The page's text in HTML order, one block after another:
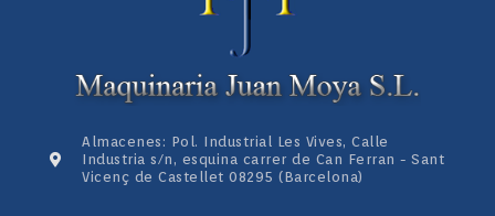
Almacenes: Pol. Industrial Les Vives, Calle
Industria s/n, esquina carrer de Can Ferran - Sant
Vicenç de Castellet 08295 (Barcelona)